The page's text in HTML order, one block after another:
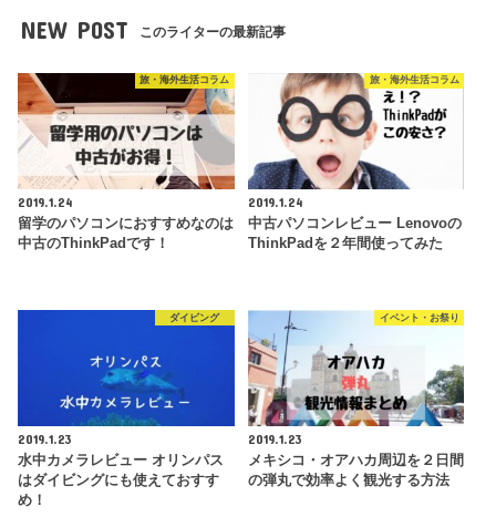
NEW POST このライターの最新記事
旅・海外生活コラム
2019.1.24
留学のパソコンにおすすめなのは
中古のThinkPadです！
旅・海外生活コラム
2019.1.24
中古パソコンレビュー Lenovoの
ThinkPadを２年間使ってみた
ダイビング
2019.1.23
水中カメラレビュー オリンパス
はダイビングにも使えておすす
め！
イベント・お祭り
2019.1.23
メキシコ・オアハカ周辺を２日間
の弾丸で効率よく観光する方法